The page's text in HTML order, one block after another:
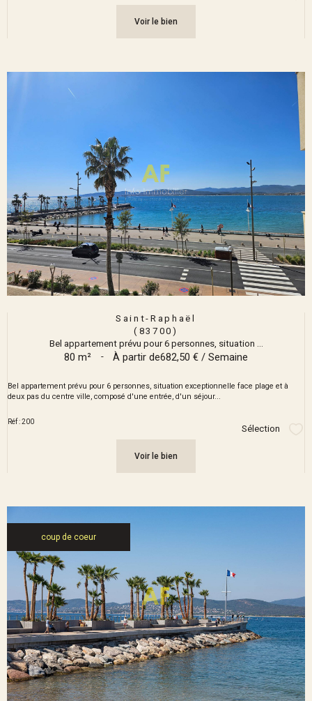
Voir le bien
Saint-Raphaël
(83700)
Bel appartement prévu pour 6 personnes, situation ...
80 m² - À partir de682,50 € / Semaine
Bel appartement prévu pour 6 personnes, situation exceptionnelle face plage et à
deux pas du centre ville, composé d'une entrée, d'un séjour...
Réf : 200
Sélection
Voir le bien
coup de coeur